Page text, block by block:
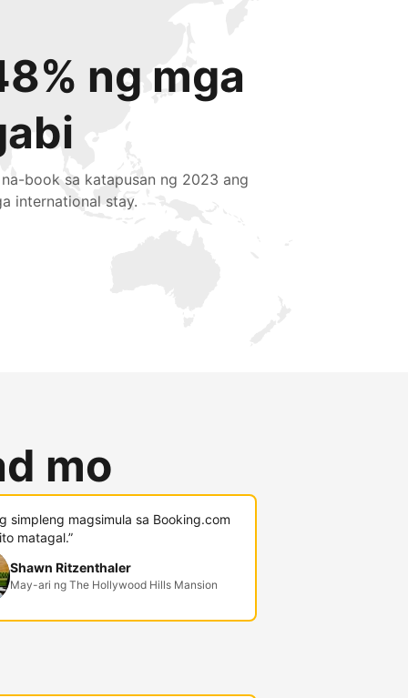
ng mga
book sa katapusan ng 2023 ang
international stay.
mo
simpleng magsimula sa Booking.com
matagal.”
Shawn Ritzenthaler
May-ari ng The Hollywood Hills Mansion